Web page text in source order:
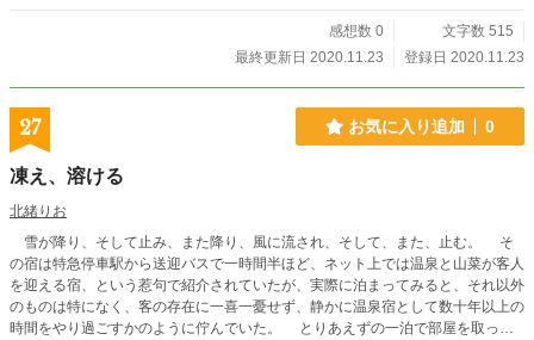
感想数 0
文字数 515
最終更新日 2020.11.23
登録日 2020.11.23
27 お気に入り追加 0
凍え、溶ける
北緒りお
雪が降り、そして止み、また降り、風に流され、そして、また、止む。 そ
の宿は特急停車駅から送迎バスで一時間半ほど、ネット上では温泉と山菜が客人
を迎える宿、という惹句で紹介されていたが、実際に泊まってみると、それ以外
のものは特になく、客の存在に一喜一憂せず、静かに温泉宿として数十年以上の
時間をやり過ごすかのように佇んでいた。 とりあえずの一泊で部屋を取った